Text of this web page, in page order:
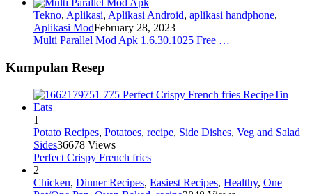
Tekno, Aplikasi, Aplikasi Android, aplikasi handphone,
Aplikasi ModFebruary 28, 2023
Multi Parallel Mod Apk 1.6.30.1025 Free …
Kumpulan Resep
1
Potato Recipes, Potatoes, recipe, Side Dishes, Veg and Salad
Sides36678 Views
Perfect Crispy French fries
2
Chicken, Dinner Recipes, Easiest Recipes, Healthy, One